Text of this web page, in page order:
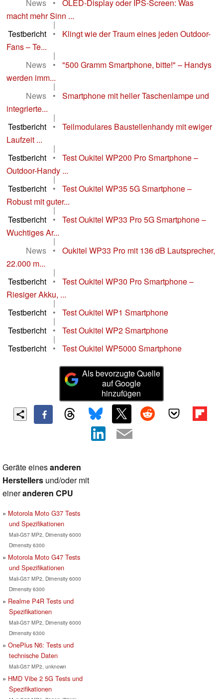
News •
OLED-Display oder IPS-Screen: Was
macht mehr Sinn ...
|
Testbericht
•
Klingt wie der Traum eines jeden Outdoor-
Fans – Te...
|
News
•
"500 Gramm Smartphone, bitte!" – Handys
werden imm...
|
News
•
Smartphone mit heller Taschenlampe und
integrierte...
|
Testbericht
•
Teilmodulares Baustellenhandy mit ewiger
Laufzeit ...
|
Testbericht
•
Test Oukitel WP200 Pro Smartphone –
Outdoor-Handy ...
|
Testbericht
•
Test Oukitel WP35 5G Smartphone –
Robust mit guter...
|
Testbericht
•
Test Oukitel WP33 Pro 5G Smartphone –
Wuchtiges Ar...
|
News
•
Oukitel WP33 Pro mit 136 dB Lautsprecher,
22.000 m...
|
Testbericht
•
Test Oukitel WP30 Pro Smartphone –
Riesiger Akku, ...
|
Testbericht
• Test Oukitel WP1 Smartphone
|
Testbericht
• Test Oukitel WP2 Smartphone
|
Testbericht
• Test Oukitel WP5000 Smartphone
Als bevorzugte Quelle
auf Google
hinzufügen
Geräte einesanderen
Herstellers und/oder mit
eineranderen CPU
Motorola Moto G37 Tests
und Spezifikationen
Mali-G57 MP2, Dimensity 6000
Dimensity 6300
Motorola Moto G47 Tests
und Spezifikationen
Mali-G57 MP2, Dimensity 6000
Dimensity 6300
Realme P4R Tests und
Spezifikationen
Mali-G57 MP2, Dimensity 6000
Dimensity 6300
OnePlus N6: Tests und
technische Daten
Mali-G57 MP2, unknown
HMD Vibe 2 5G Tests und
Spezifikationen